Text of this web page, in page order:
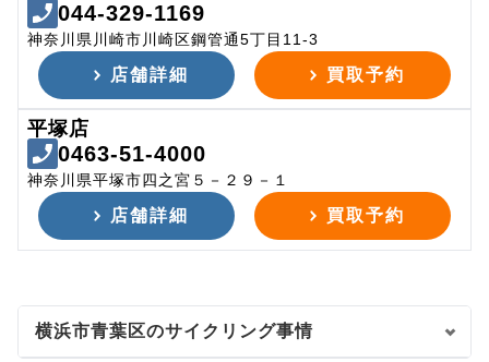
044-329-1169
神奈川県川崎市川崎区鋼管通5丁目11-3
店舗詳細 買取予約
平塚店
0463-51-4000
神奈川県平塚市四之宮５－２９－１
店舗詳細 買取予約
横浜市青葉区のサイクリング事情